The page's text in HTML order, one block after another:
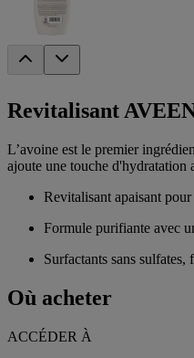
Revitalisant
L’avoine est le premier
ajoute une touche d'hydratation
Revitalisant apaisant
Formule purifiante avec
Surfactants sans sulfates,
Où acheter
ACCÉDER À